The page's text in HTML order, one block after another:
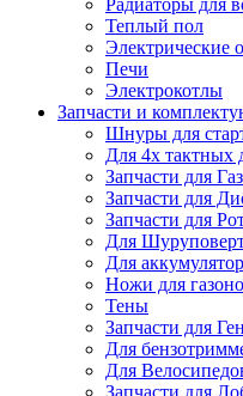
Радиаторы для
Теплый пол
Электрические
Печи
Электрокотлы
Запчасти и
Шнуры для
Для 4х тактных
Запчасти для
Запчасти для
Запчасти для
Для
Для
Ножи для
Тены
Запчасти для
Для
Для
Запчасти для